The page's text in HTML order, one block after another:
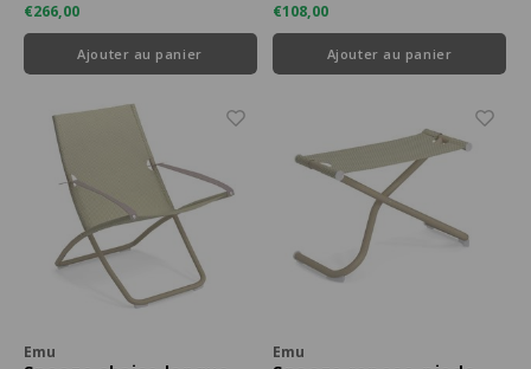
€266,00
Ajouter au panier
€108,00
Ajouter au panier
Emu
Emu